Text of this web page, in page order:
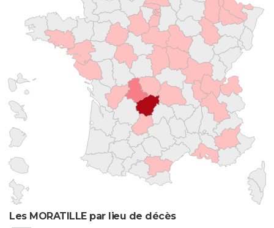
Les MORATILLE par lieu de décès